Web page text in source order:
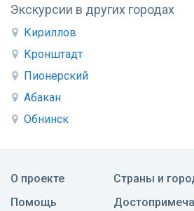
Экскурсии в других городах
Кириллов
Кронштадт
Пионерский
Абакан
Обнинск
О проекте
Помощь
Страны и